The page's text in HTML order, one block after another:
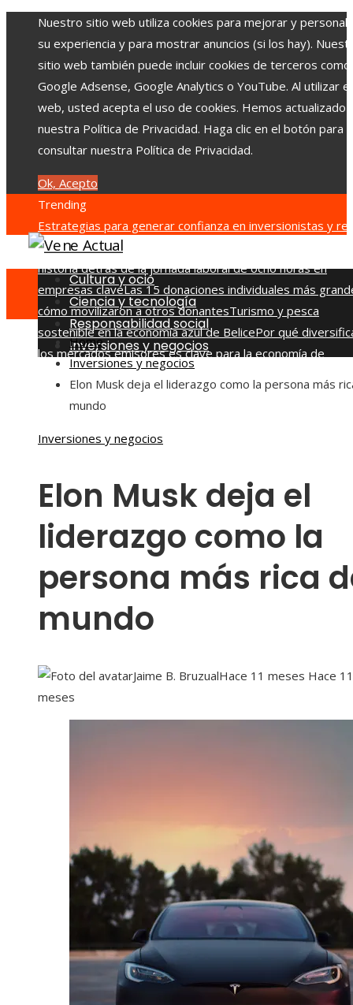
Nuestro sitio web utiliza cookies para mejorar y
su experiencia y para mostrar anuncios (si los hay).
sitio web también puede incluir cookies de terceros como
Google Adsense, Google Analytics o YouTube. Al utilizar
web, usted acepta el uso de cookies. Hemos actualizado
nuestra Política de Privacidad. Haga clic en el botón para
consultar nuestra Política de Privacidad.
Ok, Acepto
Trending
Estrategias para generar confianza en inversionistas y
la fragmentación económica en Bosnia y Herzegovina
historia detrás de la jornada laboral de ocho horas en
empresas claveLas 15 donaciones individuales más
cómo movilizaron a otros donantesTurismo y pesca
sostenible en la economía azul de BelicePor qué
los mercados emisores es clave para la economía de
Cultura y ocio
Ciencia y tecnología
Responsabilidad social
Inversiones y negocios
Home
Inversiones y negocios
Elon Musk deja el liderazgo como la persona más
mundo
Inversiones y negocios
Elon Musk deja el
liderazgo como la
persona más rica
mundo
Jaime B. BruzualHace 11 meses Hace 11
meses